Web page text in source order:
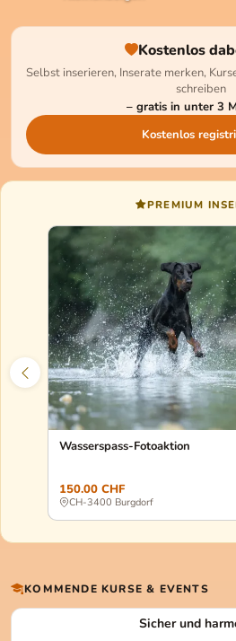
Kostenlos
Selbst inserieren, Inserate merken,
schreiben
– gratis in unter 3
Kostenlos
PREMIUM
Wasserspass-Fotoaktion
150.00 CHF
CH-3400 Burgdorf
KOMMENDE KURSE & EVENTS
Sicher und